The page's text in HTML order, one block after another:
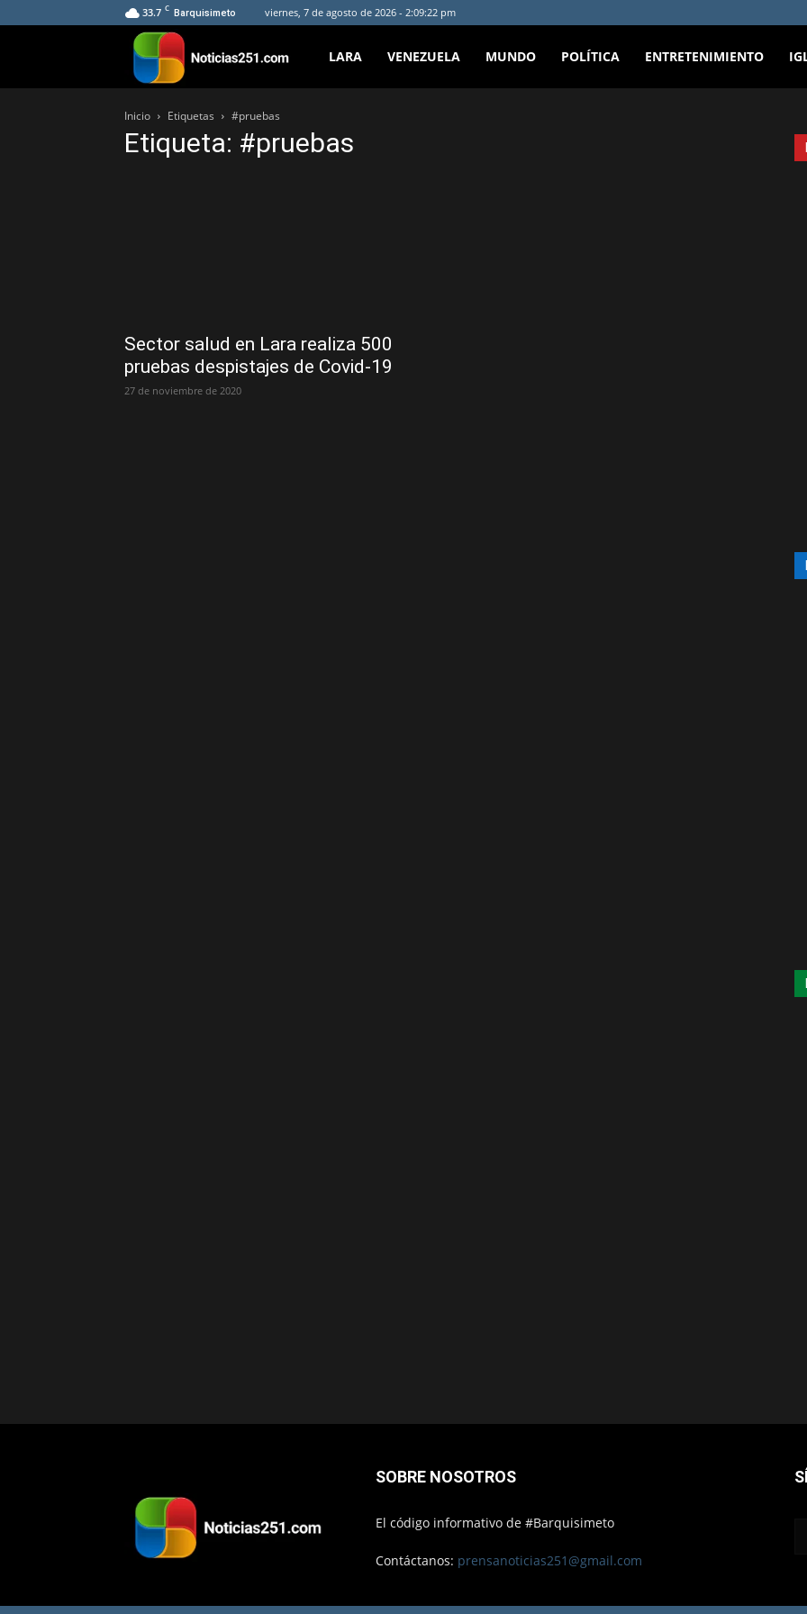
33.7 C Barquisimeto viernes, 7 de agosto de 2026 - 2:09:22 pm
Noticias251
LARA VENEZUELA MUNDO POLÍTICA ENTRETENIMIENTO
Inicio Etiquetas #pruebas
Etiqueta: #pruebas
Sector salud en Lara realiza 500
pruebas despistajes de Covid-19
27 de noviembre de 2020
SOBRE NOSOTROS
El código informativo de #Barquisimeto
Contáctanos: prensanoticias251@gmail.com